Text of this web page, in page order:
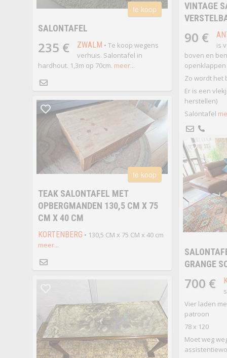
VINTAGE
90 €
is
boven en
openklappen
Zo wordt het
Er is een
herstellen)
Salontafel
te koop
SALONTAFEL
235 € ZWALM • Te koop wegens
verhuis. Salontafel in
hardhout. 1,3m op 70cm. meer...
te koop
TEAK SALONTAFEL MET
OPBERGMANDEN 130,5 CM X 75
CM X 40 CM
KORTENBERG • 130,5 CM x 75 CM x 40 cm
meer...
GRANGE
700 €
Vier laden
patroon
78 x 120
Moet weg